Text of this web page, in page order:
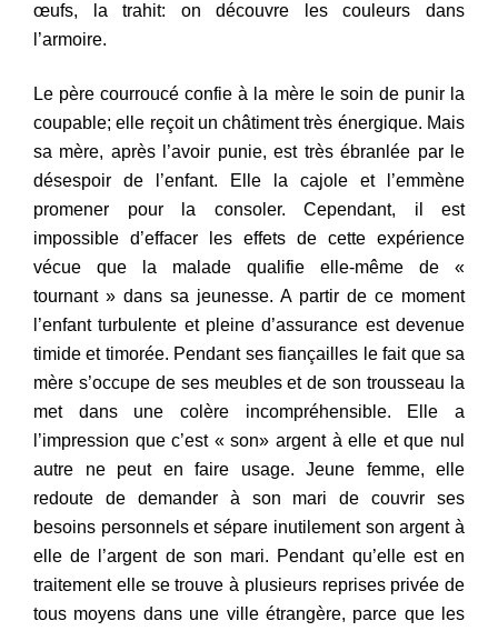
œufs, la trahit: on découvre les couleurs dans
l’armoire.
Le père courroucé confie à la mère le soin de punir la
coupable; elle reçoit un châtiment très énergique. Mais
sa mère, après l’avoir punie, est très ébranlée par le
désespoir de l’enfant. Elle la cajole et l’emmène
promener pour la consoler. Cependant, il est
impossible d’effacer les effets de cette expérience
vécue que la malade qualifie elle-même de «
tournant » dans sa jeunesse. A partir de ce moment
l’enfant turbulente et pleine d’assurance est devenue
timide et timorée. Pendant ses fiançailles le fait que sa
mère s’occupe de ses meubles et de son trousseau la
met dans une colère incompréhensible. Elle a
l’impression que c’est «son» argent àelle et que nul
autre ne peut en faire usage. Jeune femme, elle
redoute de demander à son mari de couvrir ses
besoins personnels et sépare inutilement son argent à
elle de l’argent de son mari. Pendant qu’elle est en
traitement elle se trouve à plusieurs reprises privée de
tous moyens dans une ville étrangère, parce que les